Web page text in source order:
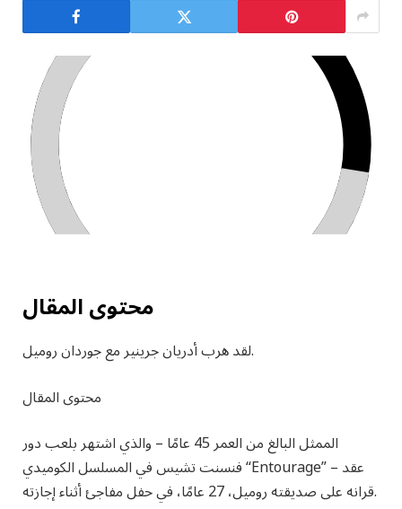
محتوى المقال
لقد هرب أدريان جرينير مع جوردان روميل.
محتوى المقال
الممثل البالغ من العمر 45 عامًا – والذي اشتهر بلعب دور
فنسنت تشيس في المسلسل الكوميدي “Entourage” – عقد
قرانه على صديقته روميل، 27 عامًا، في حفل مفاجئ أثناء إجازته.